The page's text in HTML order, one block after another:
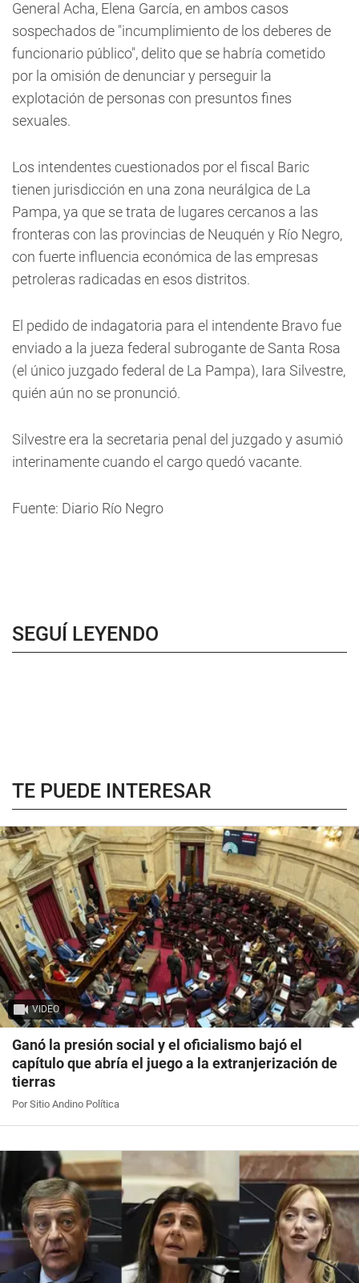
General Acha, Elena García, en ambos casos
sospechados de "incumplimiento de los deberes de
funcionario público", delito que se habría cometido
por la omisión de denunciar y perseguir la
explotación de personas con presuntos fines
sexuales.
Los intendentes cuestionados por el fiscal Baric
tienen jurisdicción en una zona neurálgica de La
Pampa, ya que se trata de lugares cercanos a las
fronteras con las provincias de Neuquén y Río Negro,
con fuerte influencia económica de las empresas
petroleras radicadas en esos distritos.
El pedido de indagatoria para el intendente Bravo fue
enviado a la jueza federal subrogante de Santa Rosa
(el único juzgado federal de La Pampa), Iara Silvestre,
quién aún no se pronunció.
Silvestre era la secretaria penal del juzgado y asumió
interinamente cuando el cargo quedó vacante.
Fuente: Diario Río Negro
SEGUÍ LEYENDO
TE PUEDE INTERESAR
VIDEO
Ganó la presión social y el oficialismo bajó el
capítulo que abría el juego a la extranjerización de
tierras
Por Sitio Andino Política